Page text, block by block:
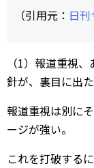
（引用元： 日
（1）報道重視
針が、裏目に出
報道重視は別に
ージが強い。
これを打破する